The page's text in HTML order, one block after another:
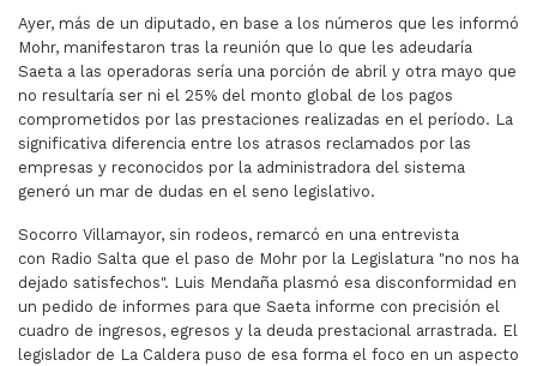
Ayer, más de un diputado, en base a los números que les informó
Mohr, manifestaron tras la reunión que lo que les adeudaría
Saeta a las operadoras sería una porción de abril y otra mayo que
no resultaría ser ni el 25% del monto global de los pagos
comprometidos por las prestaciones realizadas en el período. La
significativa diferencia entre los atrasos reclamados por las
empresas y reconocidos por la administradora del sistema
generó un mar de dudas en el seno legislativo.
Socorro Villamayor, sin rodeos, remarcó en una entrevista
con Radio Salta que el paso de Mohr por la Legislatura "no nos ha
dejado satisfechos". Luis Mendaña plasmó esa disconformidad en
un pedido de informes para que Saeta informe con precisión el
cuadro de ingresos, egresos y la deuda prestacional arrastrada. El
legislador de La Caldera puso de esa forma el foco en un aspecto